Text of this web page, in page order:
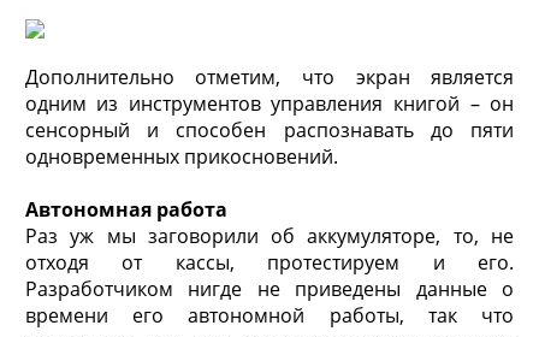
Дополнительно отметим, что экран является
одним из инструментов управления книгой – он
сенсорный и способен распознавать до пяти
одновременных прикосновений.
Автономная работа
Раз уж мы заговорили об аккумуляторе, то, не
отходя от кассы, протестируем и его.
Разработчиком нигде не приведены данные о
времени его автономной работы, так что